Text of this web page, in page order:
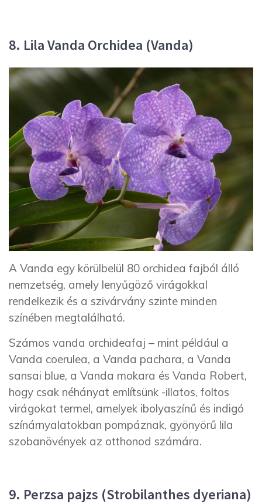
8. Lila Vanda Orchidea (Vanda)
A Vanda egy körülbelül 80 orchidea fajból álló
nemzetség, amely lenyűgöző virágokkal
rendelkezik és a szivárvány szinte minden
színében megtalálható.
Számos vanda orchideafaj – mint például a
Vanda coerulea, a Vanda pachara, a Vanda
sansai blue, a Vanda mokara és Vanda Robert,
hogy csak néhányat említsünk -illatos, foltos
virágokat termel, amelyek ibolyaszínű és indigó
színárnyalatokban pompáznak, gyönyörű lila
szobanövények az otthonod számára.
9. Perzsa pajzs (Strobilanthes dyeriana)